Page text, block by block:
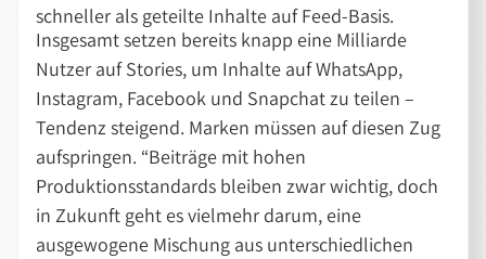
schneller als geteilte Inhalte auf Feed-Basis.
Insgesamt setzen bereits knapp eine Milliarde
Nutzer auf Stories, um Inhalte auf WhatsApp,
Instagram, Facebook und Snapchat zu teilen –
Tendenz steigend. Marken müssen auf diesen Zug
aufspringen. “Beiträge mit hohen
Produktionsstandards bleiben zwar wichtig, doch
in Zukunft geht es vielmehr darum, eine
ausgewogene Mischung aus unterschiedlichen